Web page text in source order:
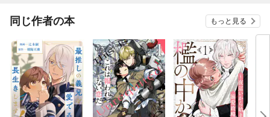
勘
出
ッ
同じ作者の本 もっと見る